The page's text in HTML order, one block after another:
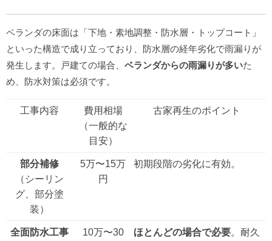
ベランダの床面は「下地・素地調整・防水層・トップコート」
といった構造で成り立っており、防水層の経年劣化で雨漏りが
発生します。戸建ての場合、 ベランダからの雨漏りが多いた
め、防水対策は必須です。
工事内容
費用相場
（一般的な
目安）
古家再生のポイント
部分補修
（シーリン
グ、部分塗
装）
5万〜15万
円
初期段階の劣化に有効。
全面防水工事
10万〜30
ほとんどの場合で必要。耐久